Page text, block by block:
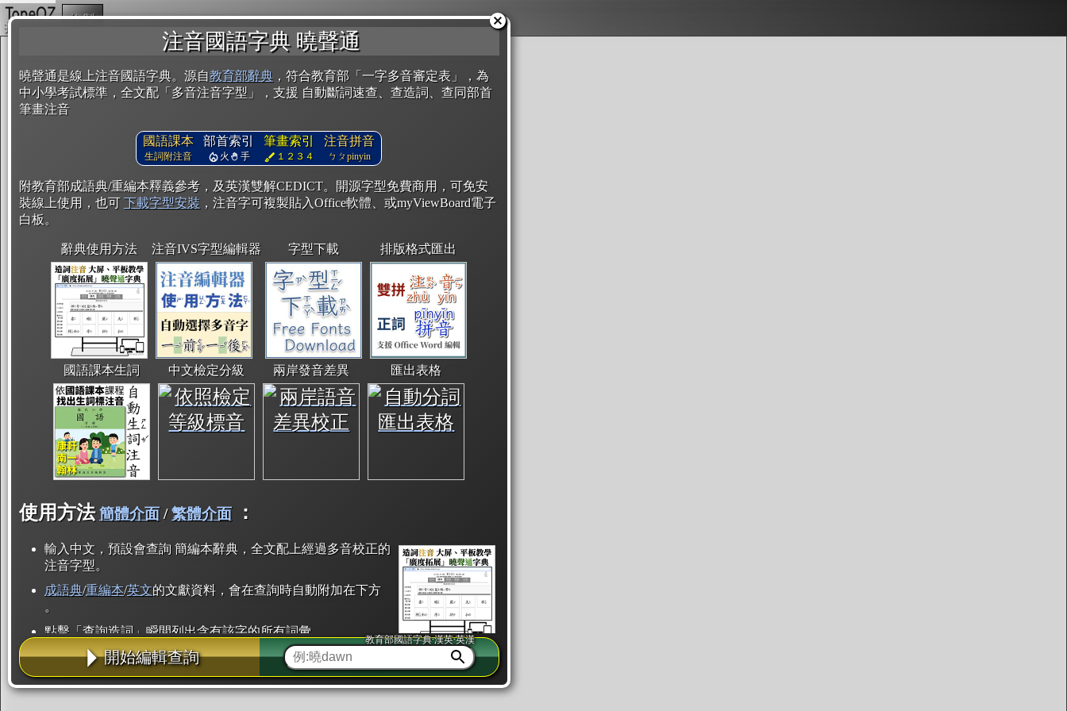
注音國語字典 曉聲通
曉聲通是線上注音國語字典。源自教育部辭典 ，符合教育部「一字多音審定表」，為
中小學考試標準，全文配「多音注音字型」，支援 自動斷詞速查、查造詞、查同部首
筆畫注音
國語課本
生詞附注音
部首索引
火 手
筆畫索引
１２３４
注音拼音
ㄅㄆpinyin
附教育部成語典/重編本釋義參考，及英漢雙解CEDICT。開源字型免費商用，可免安
裝線上使用，也可 下載字型安裝 ，注音字可複製貼入Office軟體、或myViewBoard電子
白板。
辭典使用方法 注音IVS字型編輯器 字型下載 排版格式匯出
國語課本生詞 中文檢定分級 兩岸發音差異 匯出表格
使用方法 簡體介面/繁體介面 ：
輸入中文，預設會查詢 簡編本辭典，全文配上經過多音校正的
注音字型。
成語典/重編本/英文的文獻資料，會在查詢時自動附加在下方
。
點擊「查詢造詞」瞬間列出含有該字的所有詞彙。
點「部首」瞬間列出所有「同部首字」。也支援查詢「同注音」或「同筆畫」。
辭典解釋的全文都經過自動斷詞，點擊便可瞬間「連續查詢」此字詞的解釋，不
用手動重複輸入。
開始編輯查詢
教育部國語字典·漢英·英漢
複製